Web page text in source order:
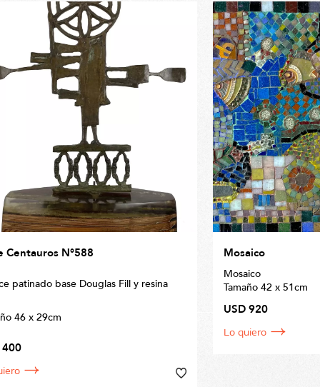
Realizamos envíos internacionales vía FedEx. Consultar por más
información: info@galerialatina.com.uy
Centauros N°588
patinado base Douglas Fill y resina
46 x 29cm
400
Mosaico
Mosaico
Tamaño 42 x 51cm
USD 920
Lo quiero